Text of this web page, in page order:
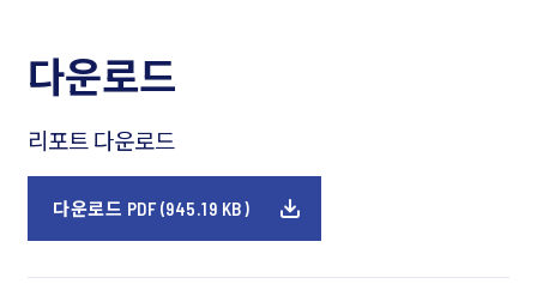
다운로드
리포트 다운로드
다운로드 PDF (945.19 KB)